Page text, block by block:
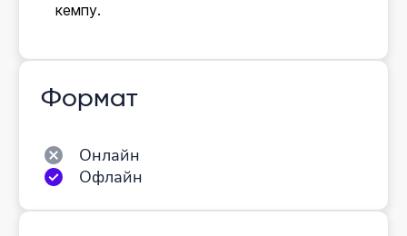
кемпу.
Формат
Онлайн
Офлайн